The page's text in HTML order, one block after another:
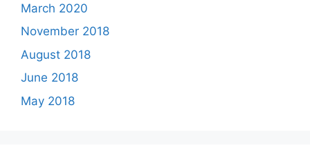
March 2020
November 2018
August 2018
June 2018
May 2018